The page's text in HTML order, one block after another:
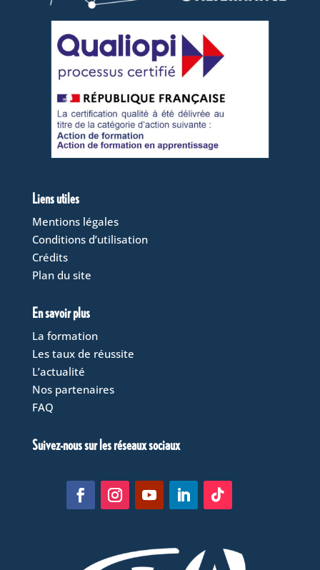
Liens utiles
Mentions légales
Conditions d’utilisation
Crédits
Plan du site
En savoir plus
La formation
Les taux de réussite
L’actualité
Nos partenaires
FAQ
Suivez-nous sur les réseaux sociaux